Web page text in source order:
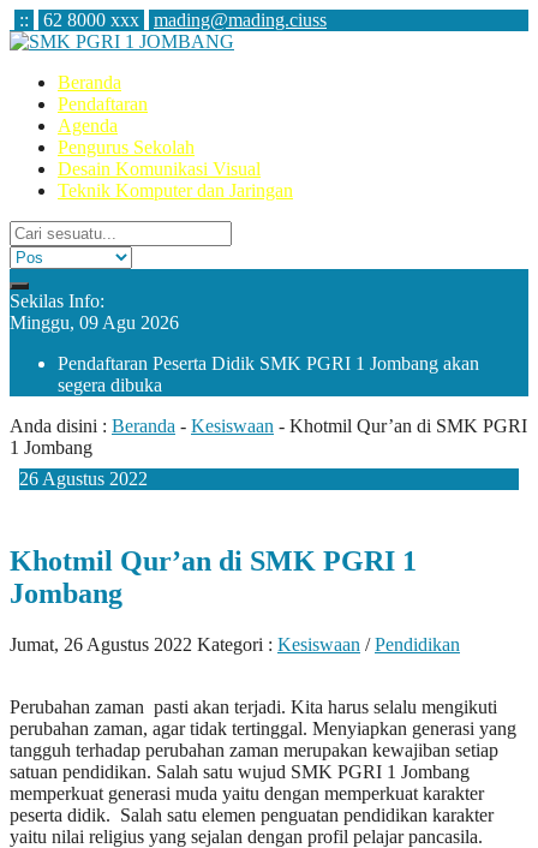
:: 62 8000 xxx mading@mading.ciuss
Beranda
Pendaftaran
Agenda
Pengurus Sekolah
Desain Komunikasi Visual
Teknik Komputer dan Jaringan
Sekilas Info:
Minggu, 09 Agu 2026
Pendaftaran Peserta Didik SMK PGRI 1 Jombang akan
segera dibuka
Anda disini : Beranda - Kesiswaan - Khotmil Qur’an di SMK PGRI
1 Jombang
26 Agustus 2022
Khotmil Qur’an di SMK PGRI 1
Jombang
Jumat, 26 Agustus 2022 Kategori : Kesiswaan /Pendidikan
Perubahan zaman pasti akan terjadi. Kita harus selalu mengikuti
perubahan zaman, agar tidak tertinggal. Menyiapkan generasi yang
tangguh terhadap perubahan zaman merupakan kewajiban setiap
satuan pendidikan. Salah satu wujud SMK PGRI 1 Jombang
memperkuat generasi muda yaitu dengan memperkuat karakter
peserta didik. Salah satu elemen penguatan pendidikan karakter
yaitu nilai religius yang sejalan dengan profil pelajar pancasila.